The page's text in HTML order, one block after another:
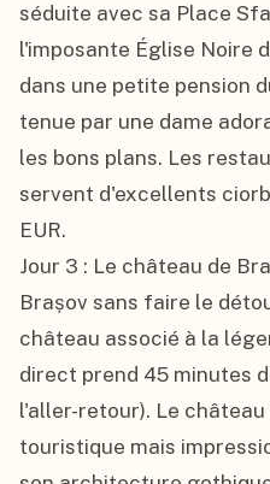
séduite avec sa Place
l'imposante Église Noire
dans une petite pension
tenue par une dame
les bons plans. Les
servent d'excellents
EUR.
Jour 3 : Le château de
Brașov sans faire le
château associé à la
direct prend 45 minutes
l'aller-retour). Le
touristique mais